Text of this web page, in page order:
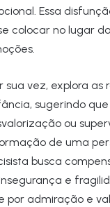
Essa
colocar no lugar
sua vez, explora as
sugerindo
ou
de uma
busca
e
por admiração e